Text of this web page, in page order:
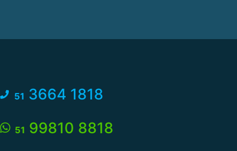
51 3664 1818
51 99810 8818